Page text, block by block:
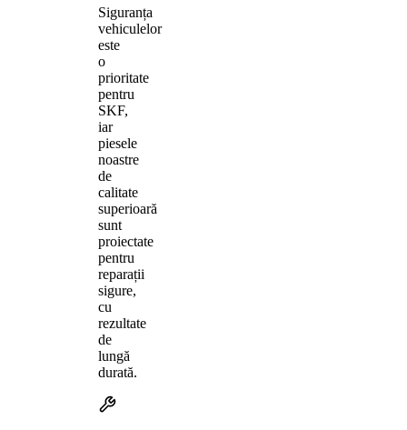
Siguranța
vehiculelor
este
o
prioritate
pentru
SKF,
iar
piesele
noastre
de
calitate
superioară
sunt
proiectate
pentru
reparații
sigure,
cu
rezultate
de
lungă
durată.